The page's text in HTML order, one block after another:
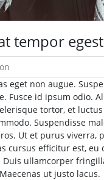
tempor
eget non augue.
Fusce id ipsum odio.
tortor, et
Suspendisse
Ut et purus
cursus efficitur est,
ullamcorper
ut justo lacus.